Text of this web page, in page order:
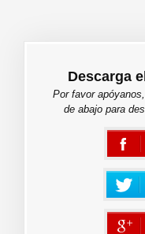
Descarga
Por favor
de abajo para